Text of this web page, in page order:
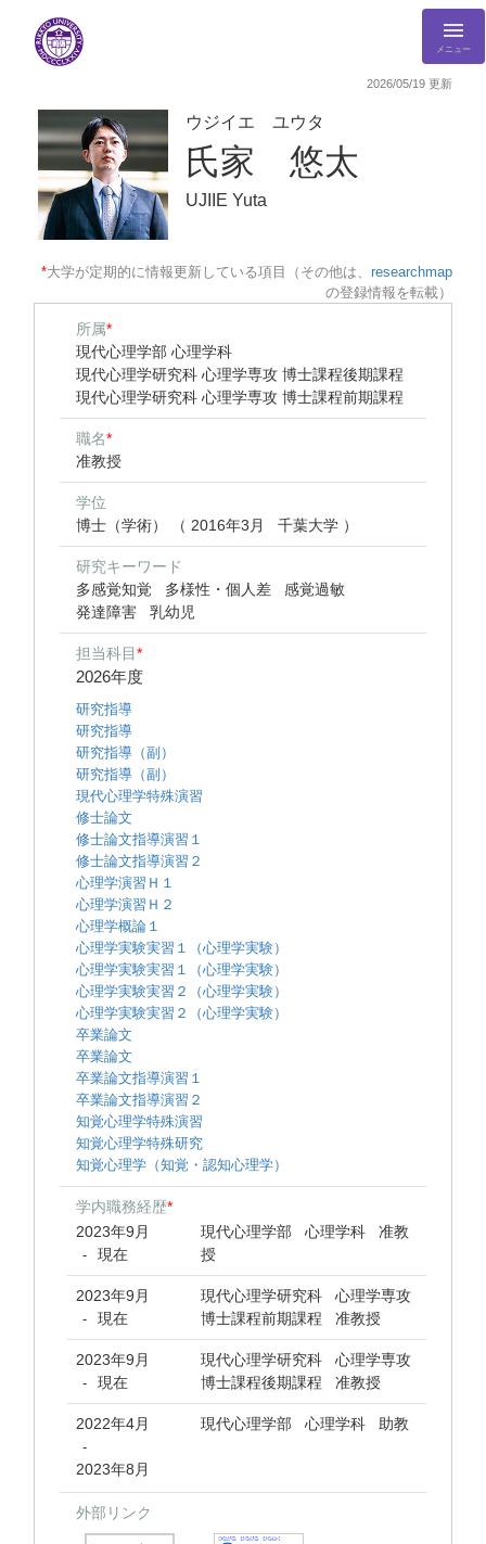
メニュー
2026/05/19 更新
ウジイエ ユウタ
氏家 悠太
UJIIE Yuta
*大学が定期的に情報更新している項目（その他は、 researchmap
の登録情報を転載）
所属*
現代心理学部 心理学科
現代心理学研究科 心理学専攻 博士課程後期課程
現代心理学研究科 心理学専攻 博士課程前期課程
職名*
准教授
学位
博士（学術） （ 2016年3月 千葉大学 ）
研究キーワード
多感覚知覚
多様性・個人差
感覚過敏
発達障害
乳幼児
担当科目*
2026年度
研究指導
研究指導
研究指導（副）
研究指導（副）
現代心理学特殊演習
修士論文
修士論文指導演習１
修士論文指導演習２
心理学演習Ｈ１
心理学演習Ｈ２
心理学概論１
心理学実験実習１（心理学実験）
心理学実験実習１（心理学実験）
心理学実験実習２（心理学実験）
心理学実験実習２（心理学実験）
卒業論文
卒業論文
卒業論文指導演習１
卒業論文指導演習２
知覚心理学特殊演習
知覚心理学特殊研究
知覚心理学（知覚・認知心理学）
学内職務経歴*
2023年9月
- 現在
現代心理学部 心理学科 准教
授
2023年9月
- 現在
現代心理学研究科 心理学専攻
博士課程前期課程 准教授
2023年9月
- 現在
現代心理学研究科 心理学専攻
博士課程後期課程 准教授
2022年4月
-
2023年8月
現代心理学部 心理学科 助教
外部リンク